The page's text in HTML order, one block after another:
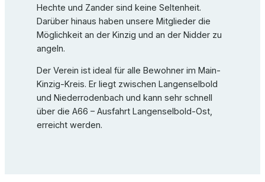
Hechte und Zander sind keine Seltenheit.
Darüber hinaus haben unsere Mitglieder die
Möglichkeit an der Kinzig und an der Nidder zu
angeln.
Der Verein ist ideal für alle Bewohner im Main-
Kinzig-Kreis. Er liegt zwischen Langenselbold
und Niederrodenbach und kann sehr schnell
über die A66 – Ausfahrt Langenselbold-Ost,
erreicht werden.